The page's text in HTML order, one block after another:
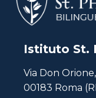
Istituto St.
Via Don
00183 Roma